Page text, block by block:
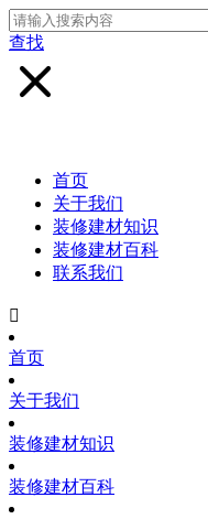
查找
首页
关于我们
装修建材知识
装修建材百科
联系我们

首页
关于我们
装修建材知识
装修建材百科